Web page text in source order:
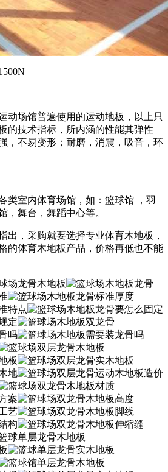
动场馆普遍使用的运动地板，以上只
的技术指标，所内涵的性能其弹性
，不易变形；耐磨，消震，吸音，环
类室内体育场馆，如：篮球馆 ，羽
，舞台，舞蹈中心等。
出，采购就要选择专业体育木地板，
的体育木地板产品，价格再低也不能